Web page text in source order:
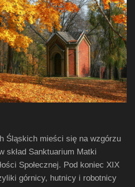
Śląskich mieści się na wzgórzu
skład Sanktuarium Matki
Społecznej. Pod koniec XIX
górnicy, hutnicy i robotnicy